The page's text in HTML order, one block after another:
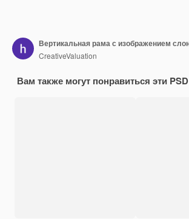
CreativeValuation
Вам также могут понравиться эти PSD